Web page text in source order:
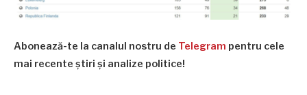
Abonează-te la canalul nostru de Telegram pentru cele
mai recente știri și analize politice!